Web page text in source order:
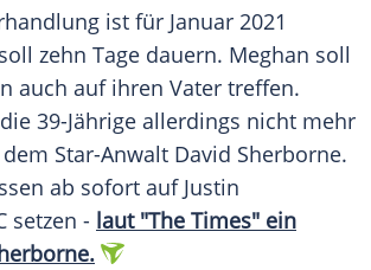
ist für Januar 2021
zehn Tage dauern. Meghan soll
auch auf ihren Vater treffen.
39-Jährige allerdings nicht mehr
Star-Anwalt David Sherborne.
ab sofort auf Justin
setzen - laut "The Times" ein